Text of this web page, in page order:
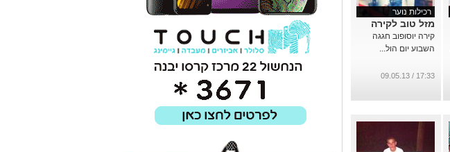
רכילות נוער
מזל טוב לקירה
קירה יוסופוב חגגה
השבוע יום הול...
17:33 / 09.05.13